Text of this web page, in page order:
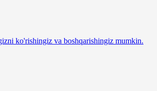
ko'rishingiz va boshqarishingiz mumkin.